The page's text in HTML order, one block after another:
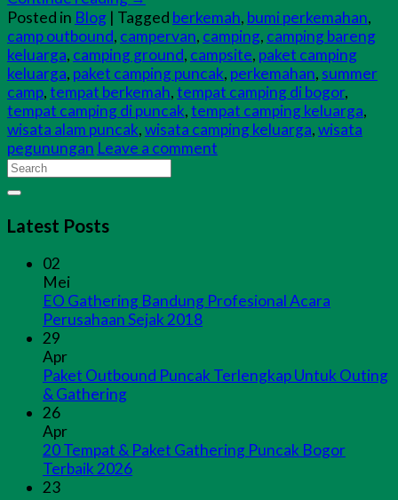
Posted in Blog | Tagged berkemah, bumi perkemahan,
camp outbound, campervan, camping, camping bareng
keluarga, camping ground, campsite, paket camping
keluarga, paket camping puncak, perkemahan, summer
camp,tempat berkemah,tempat camping di bogor,
tempat camping di puncak,tempat camping keluarga,
wisata alam puncak,wisata camping keluarga,wisata
pegunungan Leave a comment
Latest Posts
02
Mei
EO Gathering Bandung Profesional Acara
Perusahaan Sejak 2018
29
Apr
Paket Outbound Puncak Terlengkap Untuk Outing
& Gathering
26
Apr
20 Tempat & Paket Gathering Puncak Bogor
Terbaik 2026
23